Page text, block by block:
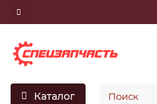
Каталог